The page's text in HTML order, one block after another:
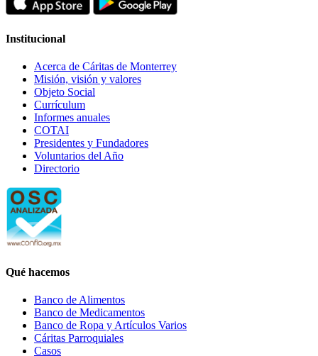
Institucional
Acerca de Cáritas de Monterrey
Misión, visión y valores
Objeto Social
Currículum
Informes anuales
COTAI
Presidentes y Fundadores
Voluntarios del Año
Directorio
Qué hacemos
Banco de Alimentos
Banco de Medicamentos
Banco de Ropa y Artículos Varios
Cáritas Parroquiales
Casos